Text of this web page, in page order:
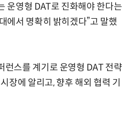
운영형 DAT로 진화해야 한다는
에서 명확히 밝히겠다”고 말했
런스를 계기로 운영형 DAT 전략
장에 알리고, 향후 해외 협력 기